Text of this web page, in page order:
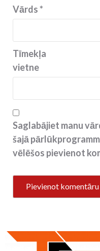
Vārds*
Tīmekļa
vietne
Saglabājiet manu
šajā
vēlēšos pievienot